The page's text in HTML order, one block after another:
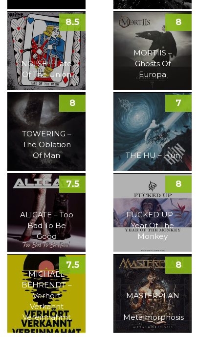
NOI!SE – Fate
Of The Union
8.5
MORTIIS –
Ghosts Of
Europa
8
TOWERING –
The Oblation
Of Man
8
THE HU – Hun
7
ALICATE – Too
Bad To Be
Good
7.5
FUCKED UP –
Year Of The
Monkey
8
MICHAEL
BEHRENDT –
Verhört
Verkannt
Vereinnahmt
7.5
MASTERPLAN
–
Metalmorphosis
8